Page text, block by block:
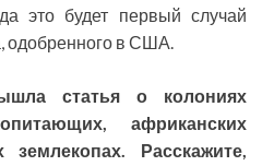
это будет первый случай
одобренного в США.
статья о колониях
африканских
Расскажите,